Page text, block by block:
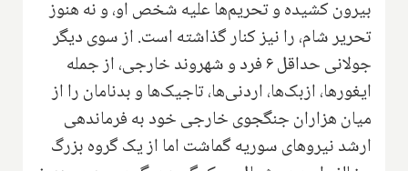
بیرون کشیده و تحریم‌ها علیه شخص او، و نه هنوز
تحریر شام، را نیز کنار گذاشته است. از سوی دیگر
جولانی حداقل ۶ فرد و شهروند خارجی، از جمله
ایغورها، ازبک‌ها، اردنی‌ها، تاجیک‌ها و بدنامان را از
میان هزاران جنگجوی خارجی خود به فرماندهی
ارشد نیروهای سوریه گماشت اما از یک گروه بزرگ